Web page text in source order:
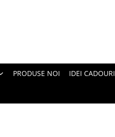
PRODUSE NOI IDEI CADOURI